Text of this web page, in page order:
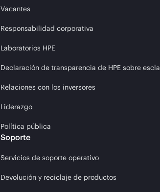
Vacantes
Responsabilidad corporativa
Laboratorios HPE
Declaración de transparencia de HPE sobre
Relaciones con los inversores
Liderazgo
Política pública
Soporte
Servicios de soporte operativo
Devolución y reciclaje de productos